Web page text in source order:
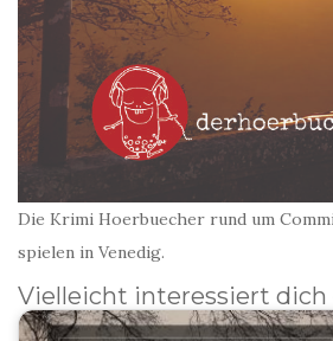
Die Krimi Hoerbuecher rund um
spielen in Venedig.
Vielleicht interessiert dich